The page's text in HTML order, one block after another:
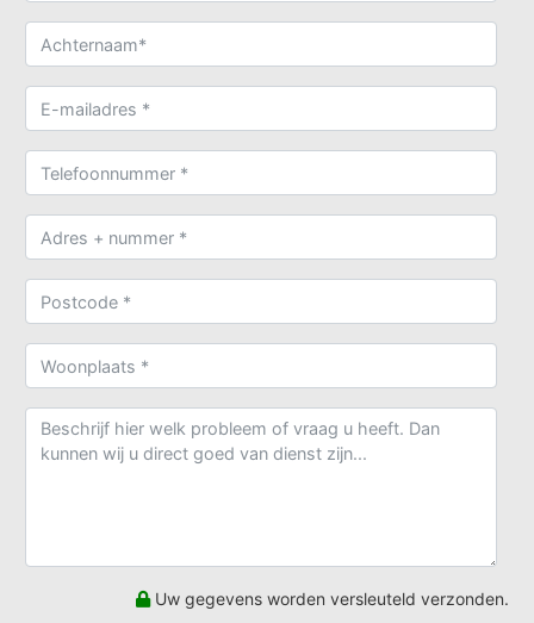
Uw gegevens worden versleuteld verzonden.